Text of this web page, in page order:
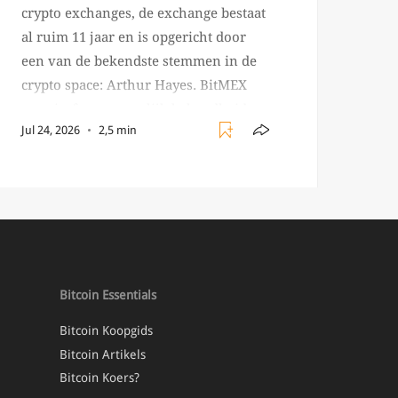
crypto exchanges, de exchange bestaat
al ruim 11 jaar en is opgericht door
een van de bekendste stemmen in de
crypto space: Arthur Hayes. BitMEX
met producten zoals de 100X leverage
Jul 24, 2026 2,5 min
Bitcoin Essentials
Bitcoin Koopgids
Bitcoin Artikels
Bitcoin Koers?